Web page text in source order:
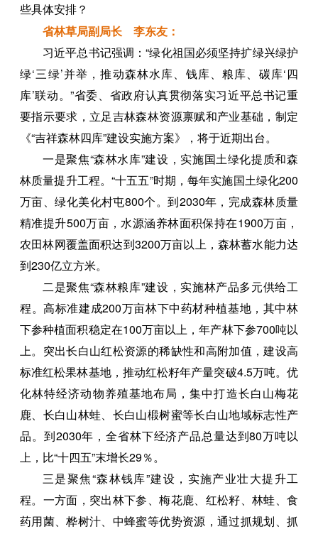
些具体安排？
省林草局副局长 李东友：
习近平总书记强调：“绿化祖国必须坚持扩绿兴绿护
绿‘三绿’并举，推动森林水库、钱库、粮库、碳库‘四
库’联动。”省委、省政府认真贯彻落实习近平总书记重
要指示要求，立足吉林森林资源禀赋和产业基础，制定
《“吉祥森林四库”建设实施方案》，将于近期出台。
一是聚焦“森林水库”建设，实施国土绿化提质和森
林质量提升工程。“十五五”时期，每年实施国土绿化200
万亩、绿化美化村屯800个。到2030年，完成森林质量
精准提升500万亩，水源涵养林面积保持在1900万亩，
农田林网覆盖面积达到3200万亩以上，森林蓄水能力达
到230亿立方米。
二是聚焦“森林粮库”建设，实施林产品多元供给工
程。高标准建成200万亩林下中药材种植基地，其中林
下参种植面积稳定在100万亩以上，年产林下参700吨以
上。突出长白山红松资源的稀缺性和高附加值，建设高
标准红松果林基地，推动红松籽年产量突破4.5万吨。优
化林特经济动物养殖基地布局，集中打造长白山梅花
鹿、长白山林蛙、长白山椴树蜜等长白山地域标志性产
品。到2030年，全省林下经济产品总量达到80万吨以
上，比“十四五”末增长29％。
三是聚焦“森林钱库”建设，实施产业壮大提升工
程。一方面，突出林下参、梅花鹿、红松籽、林蛙、食
药用菌、桦树汁、中蜂蜜等优势资源，通过抓规划、抓